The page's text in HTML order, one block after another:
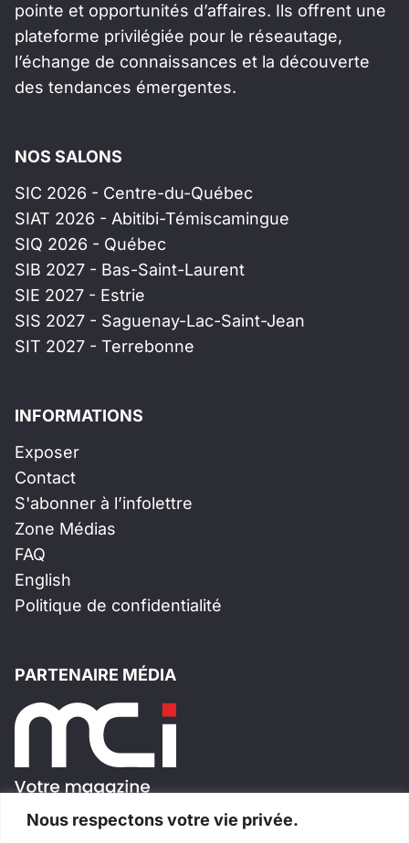
Nous respectons votre vie privée.
pointe et opportunités d’affaires. Ils offrent une
plateforme privilégiée pour le réseautage,
l’échange de connaissances et la découverte
des tendances émergentes.
NOS SALONS
SIC 2026 - Centre-du-Québec
SIAT 2026 - Abitibi-Témiscamingue
SIQ 2026 - Québec
SIB 2027 - Bas-Saint-Laurent
SIE 2027 - Estrie
SIS 2027 - Saguenay-Lac-Saint-Jean
SIT 2027 - Terrebonne
INFORMATIONS
Exposer
Contact
S'abonner à l’infolettre
Zone Médias
FAQ
English
Politique de confidentialité
PARTENAIRE MÉDIA